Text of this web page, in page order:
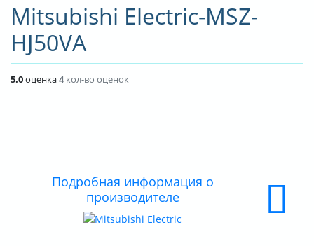
БИБЛИОТЕКА
НОВОСТИ
Mitsubishi Electric-MSZ-
HJ50VA
5.0оценка4кол-во оценок
Подробная информация о
производителе